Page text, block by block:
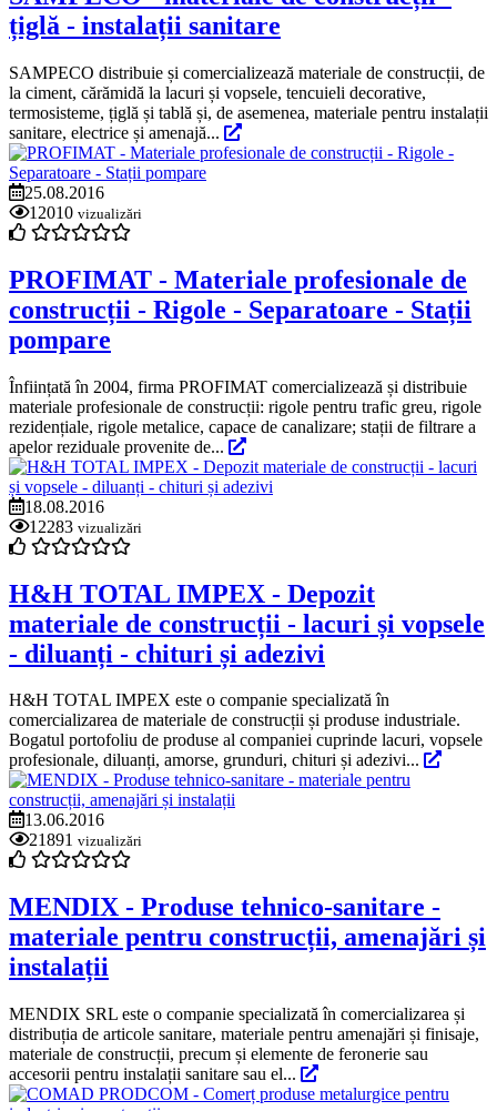
țiglă - instalații sanitare
SAMPECO distribuie și comercializează materiale de construcții, de
la ciment, cărămidă la lacuri și vopsele, tencuieli decorative,
termosisteme, țiglă și tablă și, de asemenea, materiale pentru instalații
sanitare, electrice și amenajă...
25.08.2016
12010 vizualizări
PROFIMAT - Materiale profesionale de
construcții - Rigole - Separatoare - Stații
pompare
Înființată în 2004, firma PROFIMAT comercializează și distribuie
materiale profesionale de construcții: rigole pentru trafic greu, rigole
rezidențiale, rigole metalice, capace de canalizare; stații de filtrare a
apelor reziduale provenite de...
18.08.2016
12283 vizualizări
H&H TOTAL IMPEX - Depozit
materiale de construcții - lacuri și vopsele
- diluanți - chituri și adezivi
H&H TOTAL IMPEX este o companie specializată în
comercializarea de materiale de construcții și produse industriale.
Bogatul portofoliu de produse al companiei cuprinde lacuri, vopsele
profesionale, diluanți, amorse, grunduri, chituri și adezivi...
13.06.2016
21891 vizualizări
MENDIX - Produse tehnico-sanitare -
materiale pentru construcții, amenajări și
instalații
MENDIX SRL este o companie specializată în comercializarea și
distribuția de articole sanitare, materiale pentru amenajări și finisaje,
materiale de construcții, precum și elemente de feronerie sau
accesorii pentru instalații sanitare sau el...